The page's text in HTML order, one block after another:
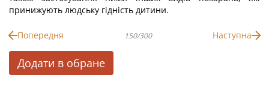
принижують людську гідність дитини.
Попередня 150/300 Наступна
Додати в обране